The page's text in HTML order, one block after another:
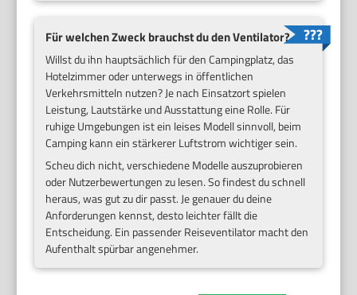
Für welchen Zweck brauchst du den Ventilator?
Willst du ihn hauptsächlich für den Campingplatz, das
Hotelzimmer oder unterwegs in öffentlichen
Verkehrsmitteln nutzen? Je nach Einsatzort spielen
Leistung, Lautstärke und Ausstattung eine Rolle. Für
ruhige Umgebungen ist ein leises Modell sinnvoll, beim
Camping kann ein stärkerer Luftstrom wichtiger sein.
Scheu dich nicht, verschiedene Modelle auszuprobieren
oder Nutzerbewertungen zu lesen. So findest du schnell
heraus, was gut zu dir passt. Je genauer du deine
Anforderungen kennst, desto leichter fällt die
Entscheidung. Ein passender Reiseventilator macht den
Aufenthalt spürbar angenehmer.